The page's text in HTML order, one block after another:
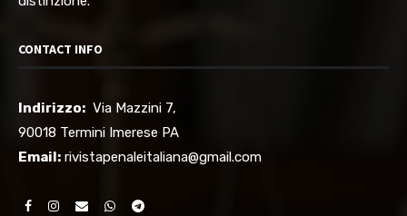
CONTACT INFO
Indirizzo: Via Mazzini 7,
90018 Termini Imerese PA
Email: rivistapenaleitaliana@gmail.com